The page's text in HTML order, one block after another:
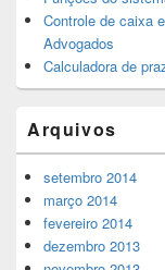
Controle de caixa
Advogados
Calculadora de
Arquivos
setembro 2014
março 2014
fevereiro 2014
dezembro 2013